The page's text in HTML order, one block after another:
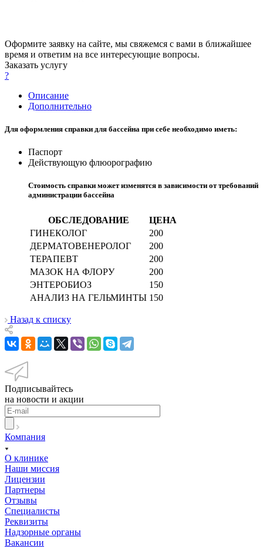
Оформите заявку на сайте, мы свяжемся с вами в ближайшее
время и ответим на все интересующие вопросы.
Заказать услугу
?
Описание
Дополнительно
Для оформления справки для бассейна при себе необходимо иметь:
Паспорт
Действующую флюорографию
Стоимость справки может изменятся в зависимости от требований
администрации бассейна
ОБСЛЕДОВАНИЕ
ЦЕНА
ГИНЕКОЛОГ
200
ДЕРМАТОВЕНЕРОЛОГ
200
ТЕРАПЕВТ
200
МАЗОК НА ФЛОРУ
200
ЭНТЕРОБИОЗ
150
АНАЛИЗ НА ГЕЛЬМИНТЫ 150
Назад к списку
Подписывайтесь
на новости и акции
Компания
О клинике
Наши миссия
Лицензии
Партнеры
Отзывы
Специалисты
Реквизиты
Надзорные органы
Вакансии